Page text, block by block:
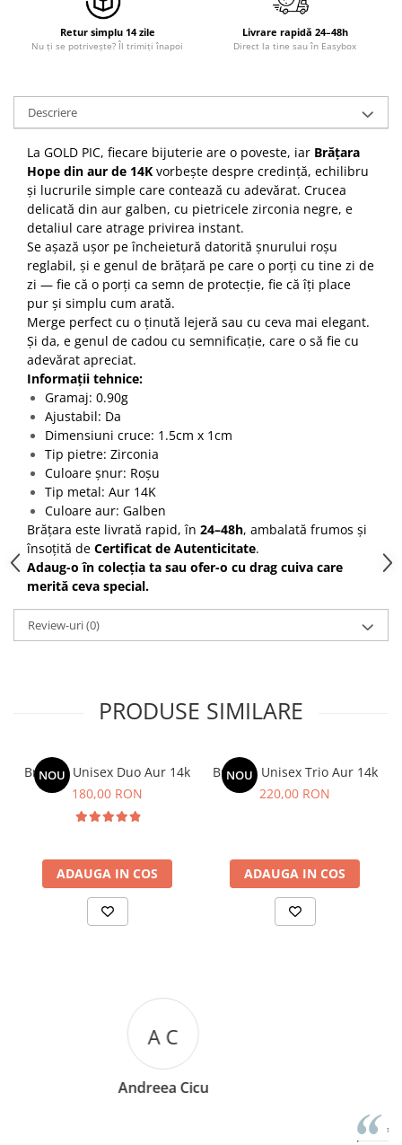
Retur simplu 14 zile
Nu ți se potrivește? Îl trimiți înapoi
Livrare rapidă 24–48h
Direct la tine sau în Easybox
Descriere
La GOLD PIC, fiecare bijuterie are o poveste, iar Brățara
Hope din aur de 14K vorbește despre credință, echilibru
și lucrurile simple care contează cu adevărat. Crucea
delicată din aur galben, cu pietricele zirconia negre, e
detaliul care atrage privirea instant.
Se așază ușor pe încheietură datorită șnurului roșu
reglabil, și e genul de brățară pe care o porți cu tine zi de
zi — fie că o porți ca semn de protecție, fie că îți place
pur și simplu cum arată.
Merge perfect cu o ținută lejeră sau cu ceva mai elegant.
Și da, e genul de cadou cu semnificație, care o să fie cu
adevărat apreciat.
Informații tehnice:
Gramaj: 0.90g
Ajustabil: Da
Dimensiuni cruce: 1.5cm x 1cm
Tip pietre: Zirconia
Culoare șnur: Roșu
Tip metal: Aur 14K
Culoare aur: Galben
Brățara este livrată rapid, în 24–48h, ambalată frumos și
însoțită de Certificat de Autenticitate.
Adaug-o în colecția ta sau ofer-o cu drag cuiva care
merită ceva special.
Review-uri(0)
PRODUSE SIMILARE
NOU
Bratara Unisex Duo Aur 14k
180,00 RON
ADAUGA IN COS
NOU
Bratara Unisex Trio Aur 14k
220,00 RON
ADAUGA IN COS
Rizea Ramona